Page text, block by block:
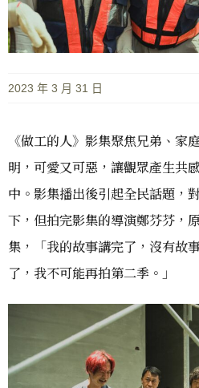
2023 年 3 月 31 日
《做工的人》影集聚焦兄弟、家
明，可愛又可惡，讓觀眾產生共
中。影集播出後引起全民話題，
下，但拍完影集的導演鄭芬芬，
集，「我的故事講完了，沒有故
了，我不可能再拍第二季。」